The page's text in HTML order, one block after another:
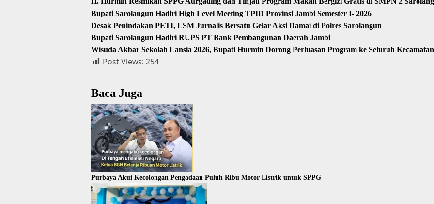
Bupati Sarolangun Hadiri High Level Meeting TPID Provinsi Jambi Semester I- 2026
Desak Penindakan PETI, LSM Jurnalis Bersatu Gelar Aksi Damai di Polres Sarolangun
Bupati Sarolangun Hadiri RUPS PT Bank Pembangunan Daerah Jambi
Wisuda Akbar Sekolah Lansia 2026, Bupati Hurmin Dorong Perluasan Program ke Seluruh Kecamatan
Post Views: 254
Baca Juga
Purbaya Akui Kecolongan Pengadaan Puluh Ribu Motor Listrik untuk SPPG